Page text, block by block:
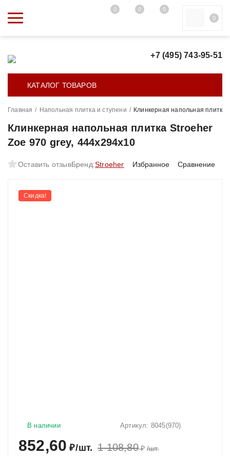
0 0
0
0
+7 (495) 743-95-51
КАТАЛОГ ТОВАРОВ
Главная / Напольная плитка и ступени / Клинкерная напольная
Клинкерная напольная плитка Stroeher
Zoe 970 grey, 444x294x10
Оставить отзывБренд:Stroeher Избранное Сравнение
Скидка!
Артикул: 8045(970)
В наличии
852,60 ₽/шт. 1 108,80 ₽ /шт.